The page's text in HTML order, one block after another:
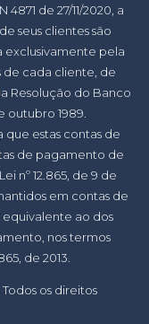
de 27/11/2020, a
seus clientes são
exclusivamente pela
cada cliente, de
Resolução do Banco
outubro 1989.
estas contas de
de pagamento de
nº 12.865, de 9 de
em contas de
ao dos
nos termos
de 2013.
os direitos